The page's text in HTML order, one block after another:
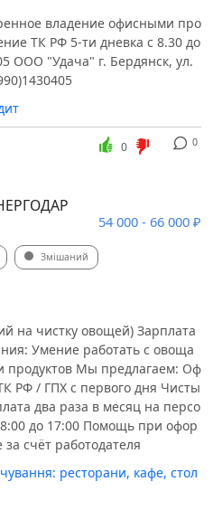
владение офисными про
ТК РФ 5-ти дневка с 8.30 до
ООО "Удача" г. Бердянск, ул.
0
0
54 000 - 66 000 ₽
Змішаний
на чистку овощей) Зарплата
Умение работать с овоща
продуктов Мы предлагаем: Оф
РФ / ГПХ с первого дня Чисты
два раза в месяц на персо
до 17:00 Помощь при офор
счёт работодателя
ресторани, кафе, стол